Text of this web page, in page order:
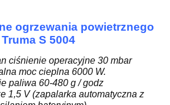
ogrzewania powietrznego
Truma S 5004
ciśnienie operacyjne 30 mbar
moc cieplna 6000 W.
paliwa 60-480 g / godz
1,5 V (zapalarka automatyczna z